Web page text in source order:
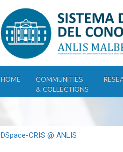
HOME
COMMUNITIES
& COLLECTIONS
DSpace-CRIS @ ANLIS